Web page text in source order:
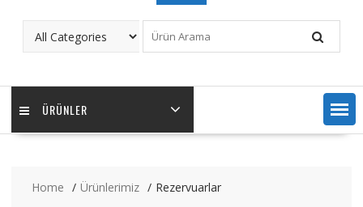
ÜRÜNLER
Home Ürünlerimiz Rezervuarlar